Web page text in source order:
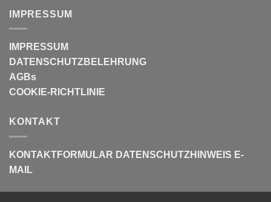
IMPRESSUM
IMPRESSUM
DATENSCHUTZBELEHRUNG
AGBs
COOKIE-RICHTLINIE
KONTAKT
KONTAKTFORMULAR DATENSCHUTZHINWEIS E-
MAIL